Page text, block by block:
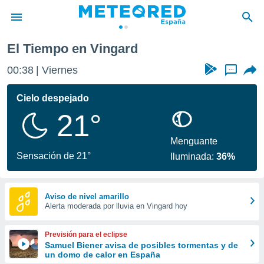
de
por
se
calidad.
a este
las
y
forma
digital
basada
El Tiempo en Vingard
00:38 Viernes ...
Cielo despejado
21°
Sensación de 21°
Menguante
Iluminada:36%
Aviso de nivel amarillo
Alerta moderada por lluvia en Vingard hoy
Previsión para el eclipse
Samuel Biener avisa de posibles tormentas y de
un domo de calor en España